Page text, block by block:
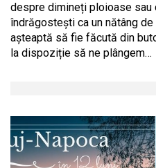
despre dimineți ploioase
îndrăgostești ca un nătâng
așteaptă să fie făcută din
la dispoziție să ne plângem…